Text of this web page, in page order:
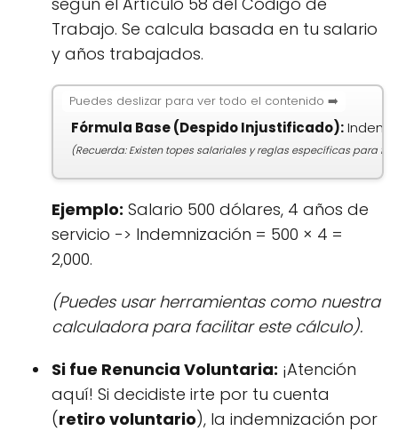
Trabajo. Se calcula basada en tu salario
y años trabajados.
Fórmula Base (Despido Injustificado):
(Recuerda: Existen topes salariales y reglas específicas para
Ejemplo: Salario 500 dólares, 4 años de
servicio -> Indemnización = 500 × 4 =
2,000.
(Puedes usar herramientas como nuestra
calculadora para facilitar este cálculo).
Si fue Renuncia Voluntaria: ¡Atención
aquí! Si decidiste irte por tu cuenta
(retiro voluntario), la indemnización por